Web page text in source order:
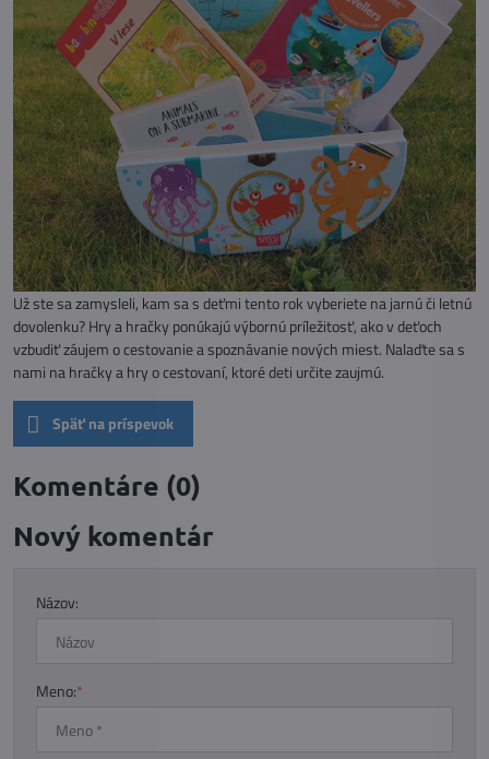
Už ste sa zamysleli, kam sa s deťmi tento rok vyberiete na jarnú či letnú
dovolenku? Hry a hračky ponúkajú výbornú príležitosť, ako v deťoch
vzbudiť záujem o cestovanie a spoznávanie nových miest. Nalaďte sa s
nami na hračky a hry o cestovaní, ktoré deti určite zaujmú.
Späť na príspevok
Komentáre (0)
Nový komentár
Názov:
Meno:*